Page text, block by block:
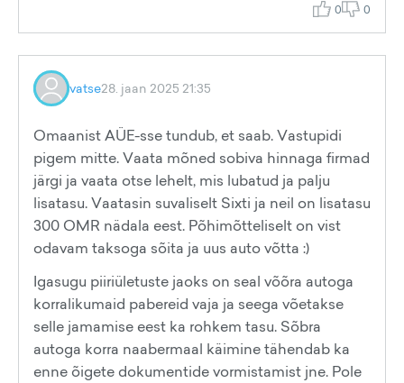
0 0
vatse28. jaan 2025 21:35
Omaanist AÜE-sse tundub, et saab. Vastupidi
pigem mitte. Vaata mõned sobiva hinnaga firmad
järgi ja vaata otse lehelt, mis lubatud ja palju
lisatasu. Vaatasin suvaliselt Sixti ja neil on lisatasu
300 OMR nädala eest. Põhimõtteliselt on vist
odavam taksoga sõita ja uus auto võtta :)
Igasugu piiriületuste jaoks on seal võõra autoga
korralikumaid pabereid vaja ja seega võetakse
selle jamamise eest ka rohkem tasu. Sõbra
autoga korra naabermaal käimine tähendab ka
enne õigete dokumentide vormistamist jne. Pole